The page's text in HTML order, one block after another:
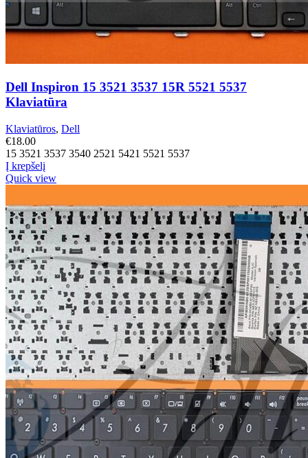
Dell Inspiron 15 3521 3537 15R 5521 5537
Klaviatūra
Klaviatūros, Dell
€18.00
15 3521 3537 3540 2521 5421 5521 5537
Į krepšelį
Quick view